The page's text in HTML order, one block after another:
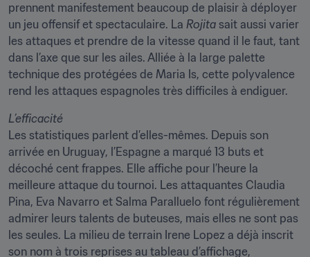
prennent manifestement beaucoup de plaisir à déployer
un jeu offensif et spectaculaire. La Rojita sait aussi varier
les attaques et prendre de la vitesse quand il le faut, tant
dans l’axe que sur les ailes. Alliée à la large palette
technique des protégées de Maria Is, cette polyvalence
rend les attaques espagnoles très difficiles à endiguer.
L’efficacité
Les statistiques parlent d’elles-mêmes. Depuis son
arrivée en Uruguay, l’Espagne a marqué 13 buts et
décoché cent frappes. Elle affiche pour l’heure la
meilleure attaque du tournoi. Les attaquantes Claudia
Pina, Eva Navarro et Salma Paralluelo font régulièrement
admirer leurs talents de buteuses, mais elles ne sont pas
les seules. La milieu de terrain Irene Lopez a déjà inscrit
son nom à trois reprises au tableau d’affichage,